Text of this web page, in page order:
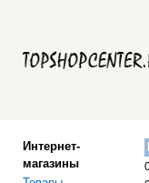
Интернет-
магазины